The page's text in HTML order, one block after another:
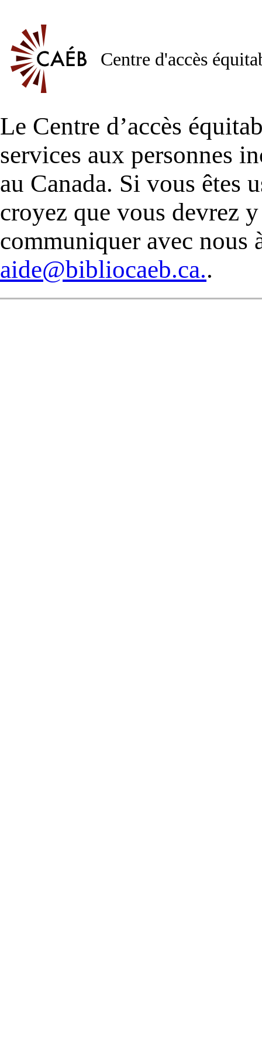
Centre d'accès
Le Centre d’accès
services aux personnes
au Canada. Si vous êtes
croyez que vous devrez
communiquer avec nous
aide@bibliocaeb.ca..